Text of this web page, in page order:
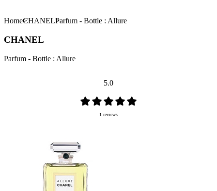
HomeCHANELParfum - Bottle : Allure
CHANEL
Parfum - Bottle : Allure
5.0
1 reviews